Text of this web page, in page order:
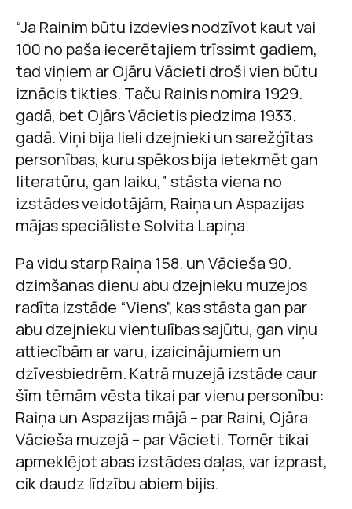
“Ja Rainim būtu izdevies nodzīvot kaut vai
100 no paša iecerētajiem trīssimt gadiem,
tad viņiem ar Ojāru Vācieti droši vien būtu
iznācis tikties. Taču Rainis nomira 1929.
gadā, bet Ojārs Vācietis piedzima 1933.
gadā. Viņi bija lieli dzejnieki un sarežģītas
personības, kuru spēkos bija ietekmēt gan
literatūru, gan laiku,” stāsta viena no
izstādes veidotājām, Raiņa un Aspazijas
mājas speciāliste Solvita Lapiņa.
Pa vidu starp Raiņa 158. un Vācieša 90.
dzimšanas dienu abu dzejnieku muzejos
radīta izstāde “Viens”, kas stāsta gan par
abu dzejnieku vientulības sajūtu, gan viņu
attiecībām ar varu, izaicinājumiem un
dzīvesbiedrēm. Katrā muzejā izstāde caur
šīm tēmām vēsta tikai par vienu personību:
Raiņa un Aspazijas mājā – par Raini, Ojāra
Vācieša muzejā – par Vācieti. Tomēr tikai
apmeklējot abas izstādes daļas, var izprast,
cik daudz līdzību abiem bijis.